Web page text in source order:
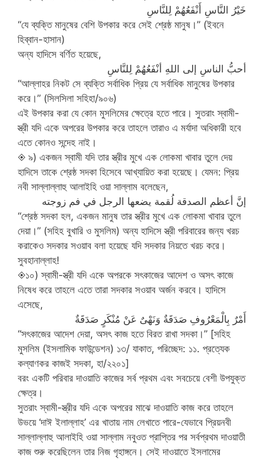
خَيْرُ النَّاسِ أَنْفَعُهُمْ لِلنَّاسِ
“যে ব্যক্তি মানুষের বেশি উপকার করে সেই শ্রেষ্ঠ মানুষ।” (ইবনে
হিব্বান-হাসান)
অন্য হাদিসে বর্ণিত হয়েছে,
أحبُّ الناسِ إلى اللهِ أنْفَعُهُمْ لِلنَّاسِ
“আল্লাহর নিকট সে ব্যক্তি সর্বাধিক প্রিয় যে সর্বাধিক মানুষের উপকার
করে।” (সিলসিলা সহিহা/৯০৬)
এই উপকার করা যে কোন মুসলিমের ক্ষেত্রে হতে পারে। সুতরাং স্বামী-
স্ত্রী যদি একে অপরের উপকার করে তাহলে তারাও এ মর্যাদা অধিকারী হবে
এতে কোনও সন্দেহ নাই।
◈ ৯) একজন স্বামী যদি তার স্ত্রীর মুখে এক লোকমা খাবার তুলে দেয়
হাদিসে তাকে শ্রেষ্ঠ সদকা হিসেবে আখ্যায়িত করা হয়েছে। যেমন: প্রিয়
নবী সাল্লাল্লাহু আলাইহি ওয়া সাল্লাম বলেছেন,
إنَّ أعظم الصدقة لُقمة يضعها الرجل في فم زوجته
“শ্রেষ্ঠ সদকা হল, একজন মানুষ তার স্ত্রীর মুখে এক লোকমা খাবার তুলে
দেয়া।” (সহিহ বুখারি ও মুসলিম) অন্য হাদিসে স্ত্রী পরিবারের জন্য খরচ
করাকেও সদকার সওয়াব বলা হয়েছে যদি সদকার নিয়তে খরচ করে।
সুবহানাল্লাহ!
◈১০) স্বামী-স্ত্রী যদি একে অপরকে সৎকাজের আদেশ ও অসৎ কাজে
নিষেধ করে তাহলে এতে তারা সদকার সওয়াব অর্জন করবে। হাদিসে
এসেছে,
أَمْرٌ بِالْمَعْرُوفِ صَدَقَةٌ وَنَهْىٌ عَنْ مُنْكَرٍ صَدَقَةٌ
“সৎকাজের আদেশ দেয়া, অসৎ কাজ হতে বিরত রাখা সদকা।” [সহিহ
মুসলিম (ইসলামিক ফাউন্ডেশন) ১৩/ যাকাত, পরিচ্ছেদ: ১১. প্রত্যেক
কল্যাণকর কাজই সদকা, হা/২২০১]
বরং একটি পরিবার দাওয়াতি কাজের সর্ব প্রথম এবং সবচেয়ে বেশী উপযুক্ত
ক্ষেত্র।
সুতরাং স্বামী-স্ত্রীর যদি একে অপরের মাঝে দাওয়াতি কাজ করে তাহলে
উভয়ে ‘দাঈ ইলাল্লাহ’ এর খাতায় নাম লেখাতে পারে-যেভাবে প্রিয়নবী
সাল্লাল্লাহু আলাইহি ওয়া সাল্লাম নবুওত প্রাপ্তির পর সর্বপ্রথম দাওয়াতী
কাজ শুরু করেছিলেন তার নিজ গৃহাঙ্গনে। সেই দাওয়াতে ইসলামের